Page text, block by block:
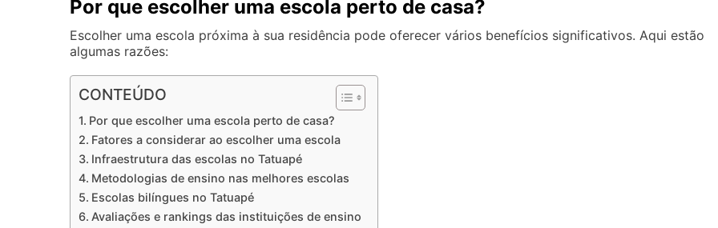
Por que escolher uma escola perto de casa?
Escolher uma escola próxima à sua residência pode oferecer vários benefícios significativos. Aqui estão
algumas razões:
CONTEÚDO
Por que escolher uma escola perto de casa?
Fatores a considerar ao escolher uma escola
Infraestrutura das escolas no Tatuapé
Metodologias de ensino nas melhores escolas
Escolas bilíngues no Tatuapé
Avaliações e rankings das instituições de ensino